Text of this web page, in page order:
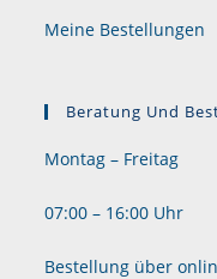
Meine Bestellungen
Beratung Und
Montag – Freitag
07:00 – 16:00 Uhr
Bestellung über